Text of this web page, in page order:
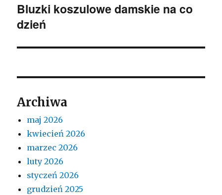
Następny
wpis:
Bluzki koszulowe damskie na co
dzień
Archiwa
maj 2026
kwiecień 2026
marzec 2026
luty 2026
styczeń 2026
grudzień 2025